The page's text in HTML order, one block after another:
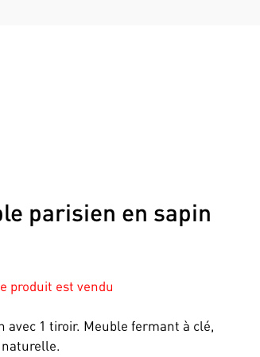
parisien en sapin
produit est vendu
avec 1 tiroir. Meuble fermant à clé,